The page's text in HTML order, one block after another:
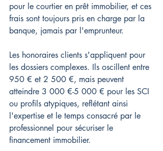
pour le courtier en prêt immobilier, et ces
frais sont toujours pris en charge par la
banque, jamais par l'emprunteur.
Les honoraires clients s'appliquent pour
les dossiers complexes. Ils oscillent entre
950 € et 2 500 €, mais peuvent
atteindre 3 000 €-5 000 € pour les SCI
ou profils atypiques, reflétant ainsi
l'expertise et le temps consacré par le
professionnel pour sécuriser le
financement immobilier.